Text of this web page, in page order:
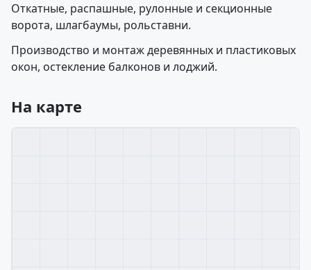
Откатные, распашные, рулонные и секционные
ворота, шлагбаумы, рольставни.
Производство и монтаж деревянных и пластиковых
окон, остекление балконов и лоджий.
На карте